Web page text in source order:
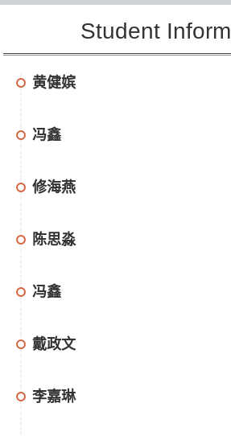
Student
黄健嫔
冯鑫
修海燕
陈思淼
冯鑫
戴政文
李嘉琳